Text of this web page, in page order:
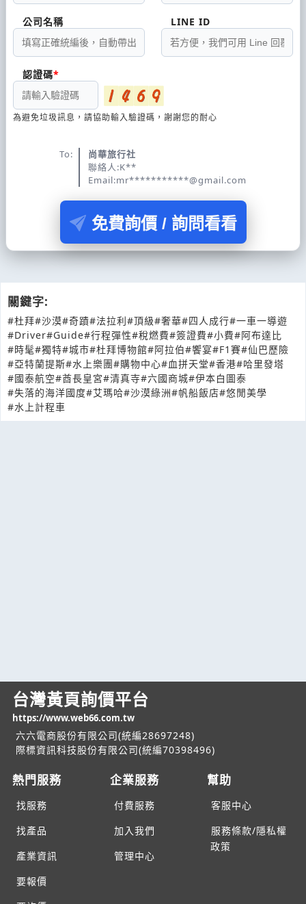
公司名稱 LINE ID
認證碼
為避免垃圾訊息，請協助輸入驗證碼，謝謝您的耐心
To:
尚華旅行社
聯絡人:K**
Email:mr***********@gmail.com
免費詢價 / 詢問看看
關鍵字:
#杜拜#沙漠#奇蹟#法拉利#頂級#奢華#四人成行#一車一導遊
#Driver#Guide#行程彈性#稅燃費#簽證費#小費#阿布達比
#時髦#獨特#城市#杜拜博物館#阿拉伯#饗宴#F1賽#仙巴歷險
#亞特蘭提斯#水上樂團#購物中心#血拼天堂#香港#哈里發塔
#國泰航空#酋長皇宮#清真寺#六國商城#伊本白圖泰
#失落的海洋國度#艾瑪哈#沙漠綠洲#帆船飯店#悠閒美學
#水上計程車
台灣黃頁詢價平台
https://www.web66.com.tw
六六電商股份有限公司(統編28697248)
際標資訊科技股份有限公司(統編70398496)
熱門服務
找服務
找產品
產業資訊
要報價
企業服務
付費服務
加入我們
管理中心
幫助
客服中心
服務條款/隱私權
政策